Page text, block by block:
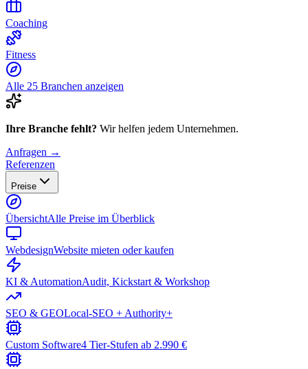
Coaching
Fitness
Alle 25 Branchen anzeigen
Ihre Branche fehlt? Wir helfen jedem Unternehmen.
Anfragen →
Referenzen
Preise
ÜbersichtAlle Preise im Überblick
WebdesignWebsite mieten oder kaufen
KI & AutomationAudit, Kickstart & Workshop
SEO & GEOLocal-SEO + Authority+
Custom Software4 Tier-Stufen ab 2.990 €